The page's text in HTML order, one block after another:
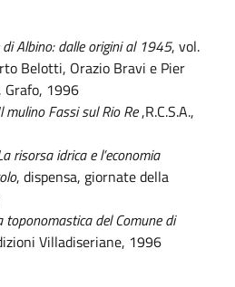
Albino: dalle origini al 1945, vol.
Belotti, Orazio Bravi e Pier
Grafo, 1996
mulino Fassi sul Rio Re,R.C.S.A.,
risorsa idrica e l’economia
, dispensa, giornate della
toponomastica del Comune di
Villadiseriane, 1996